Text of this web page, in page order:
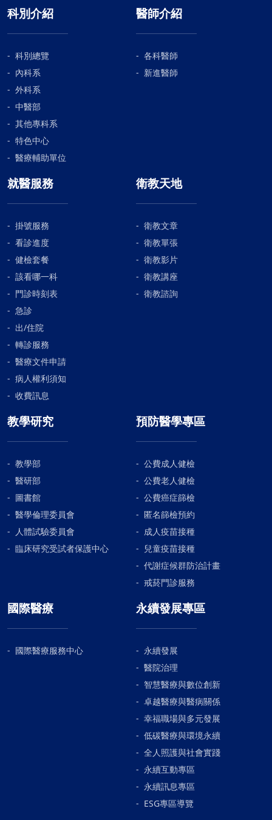
科別介紹
科別總覽
內科系
外科系
中醫部
其他專科系
特色中心
醫療輔助單位
醫師介紹
各科醫師
新進醫師
就醫服務
掛號服務
看診進度
健檢套餐
該看哪一科
門診時刻表
急診
出/住院
轉診服務
醫療文件申請
病人權利須知
收費訊息
衛教天地
衛教文章
衛教單張
衛教影片
衛教講座
衛教諮詢
教學研究
教學部
醫研部
圖書館
醫學倫理委員會
人體試驗委員會
臨床研究受試者保護中心
預防醫學專區
公費成人健檢
公費老人健檢
公費癌症篩檢
匿名篩檢預約
成人疫苗接種
兒童疫苗接種
代謝症候群防治計畫
戒菸門診服務
國際醫療
國際醫療服務中心
永續發展專區
永續發展
醫院治理
智慧醫療與數位創新
卓越醫療與醫病關係
幸福職場與多元發展
低碳醫療與環境永續
全人照護與社會實踐
永續互動專區
永續訊息專區
ESG專區導覽